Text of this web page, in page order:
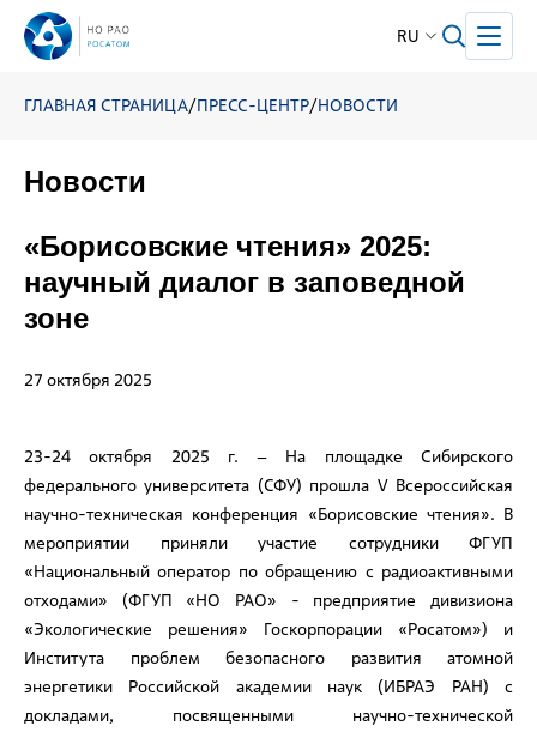
RU
ГЛАВНАЯ СТРАНИЦА/ПРЕСС-ЦЕНТР/НОВОСТИ
Новости
«Борисовские чтения» 2025:
научный диалог в заповедной
зоне
27 октября 2025
23-24 октября 2025 г. – На площадке Сибирского
федерального университета (СФУ) прошла V Всероссийская
научно-техническая конференция «Борисовские чтения». В
мероприятии приняли участие сотрудники ФГУП
«Национальный оператор по обращению с радиоактивными
отходами» (ФГУП «НО РАО» - предприятие дивизиона
«Экологические решения» Госкорпорации «Росатом») и
Института проблем безопасного развития атомной
энергетики Российской академии наук (ИБРАЭ РАН) с
докладами, посвященными научно-технической